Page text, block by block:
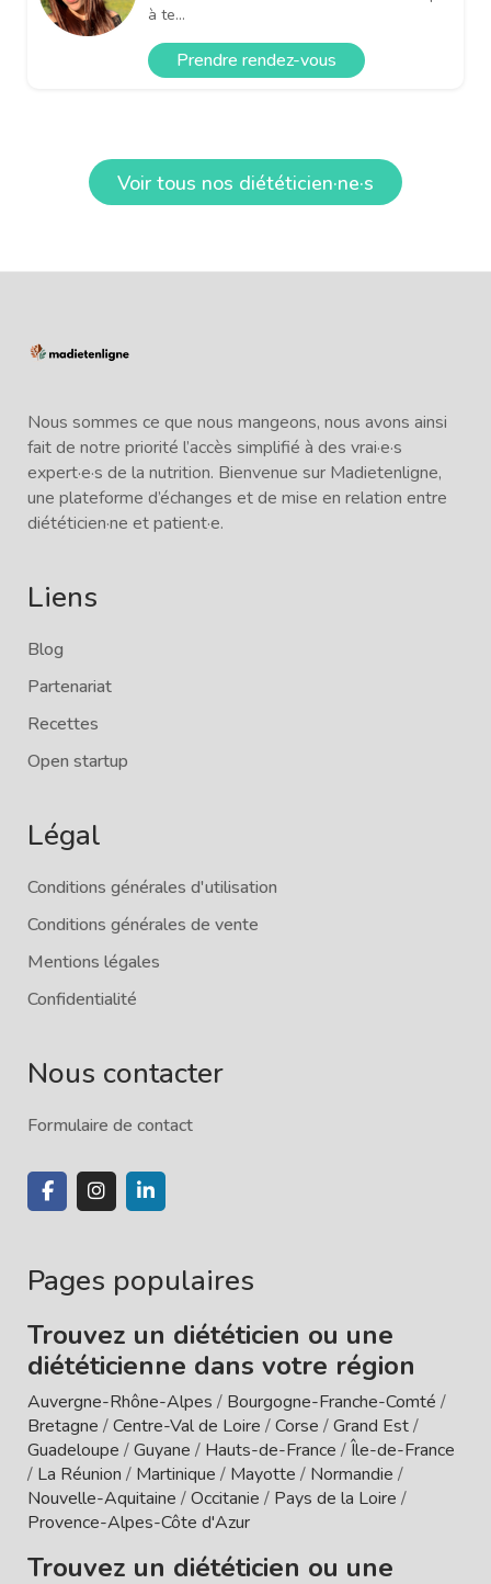
à te...
Prendre rendez-vous
Voir tous nos diététicien·ne·s
Nous sommes ce que nous mangeons, nous avons ainsi
fait de notre priorité l’accès simplifié à des vrai·e·s
expert·e·s de la nutrition. Bienvenue sur Madietenligne,
une plateforme d’échanges et de mise en relation entre
diététicien·ne et patient·e.
Liens
Blog
Partenariat
Recettes
Open startup
Légal
Conditions générales d'utilisation
Conditions générales de vente
Mentions légales
Confidentialité
Nous contacter
Formulaire de contact
Pages populaires
Trouvez un diététicien ou une
diététicienne dans votre région
Auvergne-Rhône-Alpes / Bourgogne-Franche-Comté /
Bretagne /Centre-Val de Loire /Corse /Grand Est/
Guadeloupe /Guyane / Hauts-de-France /Île-de-France
/ La Réunion / Martinique / Mayotte / Normandie /
Nouvelle-Aquitaine /Occitanie / Pays de la Loire /
Provence-Alpes-Côte d'Azur
Trouvez un diététicien ou une